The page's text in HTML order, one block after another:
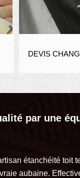
DEVIS
par une
étanchéité toit
aubaine.